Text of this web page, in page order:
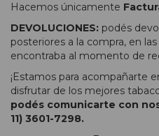
Hacemos únicamente
DEVOLUCIONES: podés
posteriores a la compra, en
encontraba al momento de
¡Estamos para acompañarte
disfrutar de los mejores
podés comunicarte con
11) 3601-7298.